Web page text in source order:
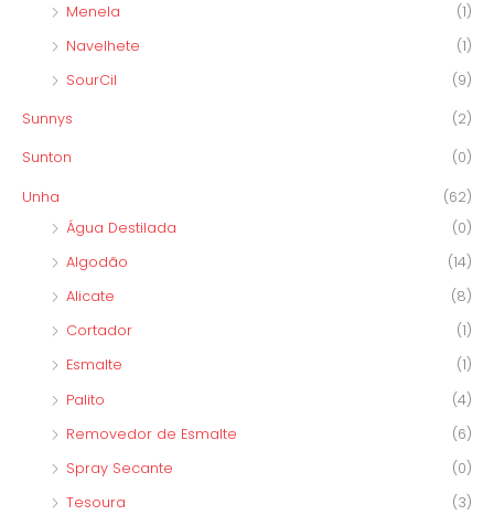
Menela
(1)
Navelhete
(1)
SourCil
(9)
Sunnys (2)
Sunton (0)
Unha
(62)
Água Destilada
(0)
Algodão
(14)
Alicate
(8)
Cortador
(1)
Esmalte
(1)
Palito
(4)
Removedor de Esmalte
(6)
Spray Secante
(0)
Tesoura
(3)